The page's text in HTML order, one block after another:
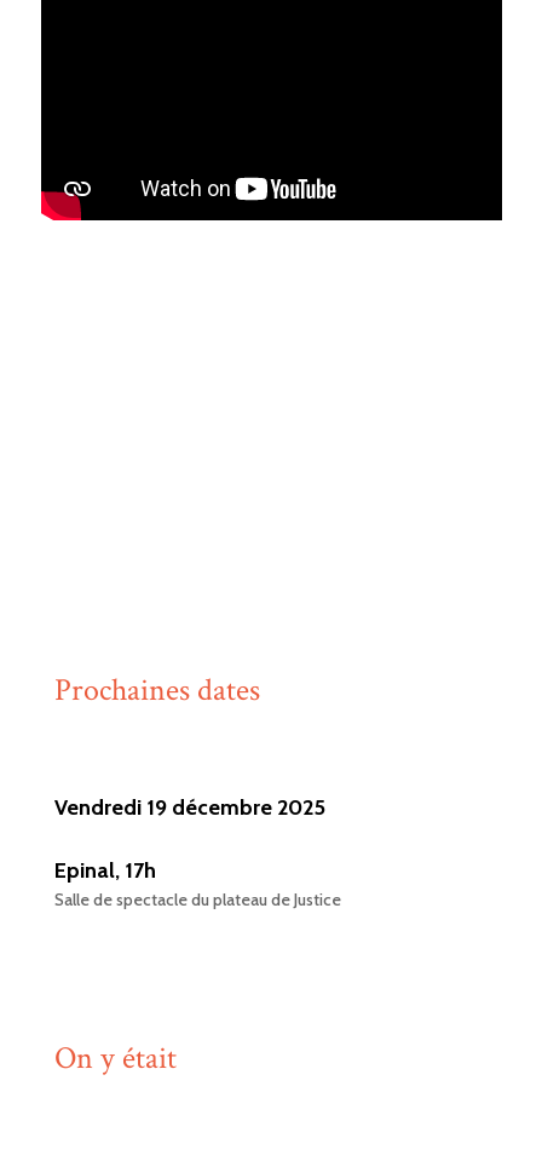
Prochaines dates
Vendredi 19 décembre 2025
Epinal, 17h
Salle de spectacle du plateau de Justice
On y était